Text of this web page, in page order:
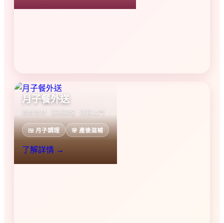
月子餐外送
新鮮食材 · 滋補調理 · 送餐上門
🍱 月子調理 🌸 產後滋補
了解詳情 →